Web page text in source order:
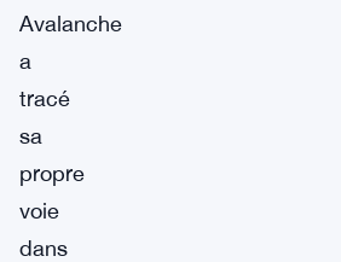
Avalanche
a
tracé
sa
propre
voie
dans